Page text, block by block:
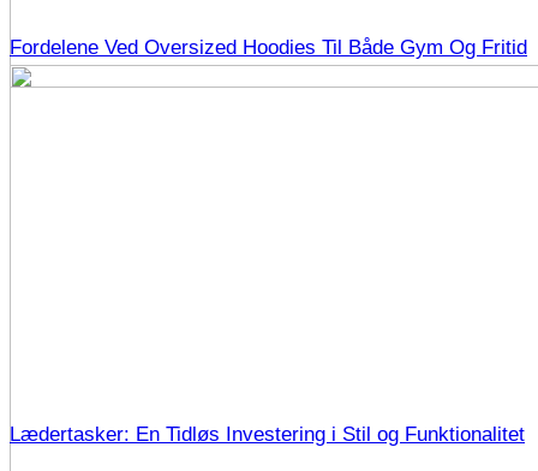
Fordelene Ved Oversized Hoodies Til Både Gym Og Fritid
Lædertasker: En Tidløs Investering i Stil og Funktionalitet